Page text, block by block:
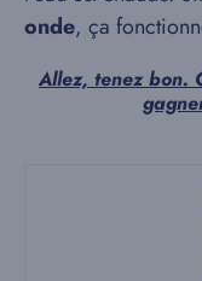
onde, ça
Allez, tenez bon.